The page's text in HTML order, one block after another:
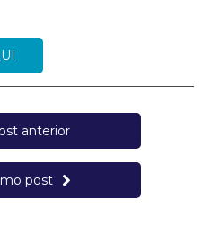
anterior
post